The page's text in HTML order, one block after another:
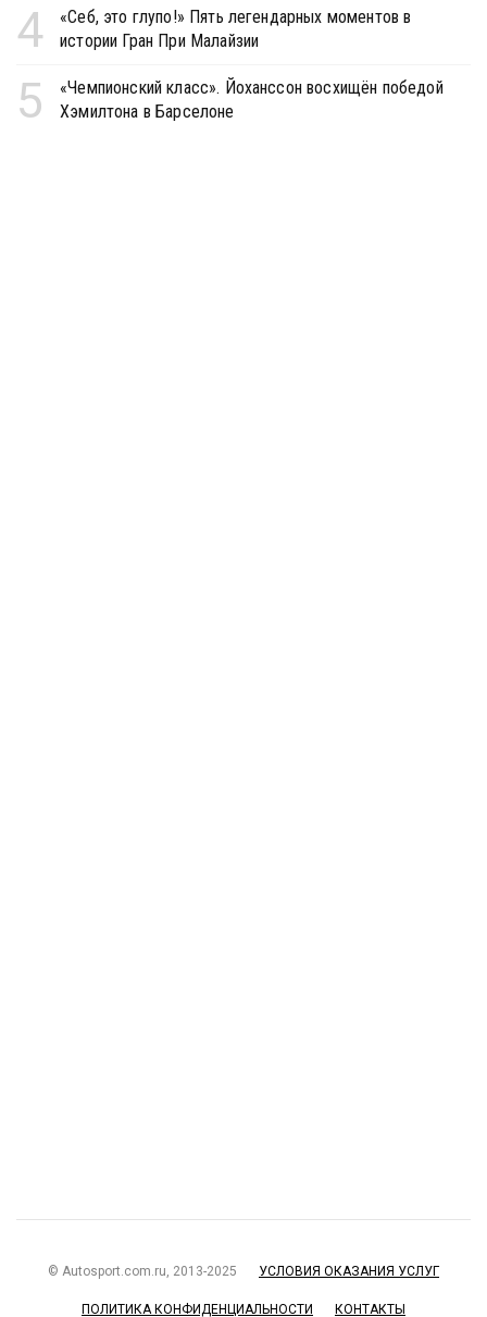
4
«Себ, это глупо!» Пять легендарных моментов в
истории Гран При Малайзии
5
«Чемпионский класс». Йоханссон восхищён победой
Хэмилтона в Барселоне
© Autosport.com.ru, 2013-2025 УСЛОВИЯ ОКАЗАНИЯ УСЛУГ
ПОЛИТИКА КОНФИДЕНЦИАЛЬНОСТИ КОНТАКТЫ